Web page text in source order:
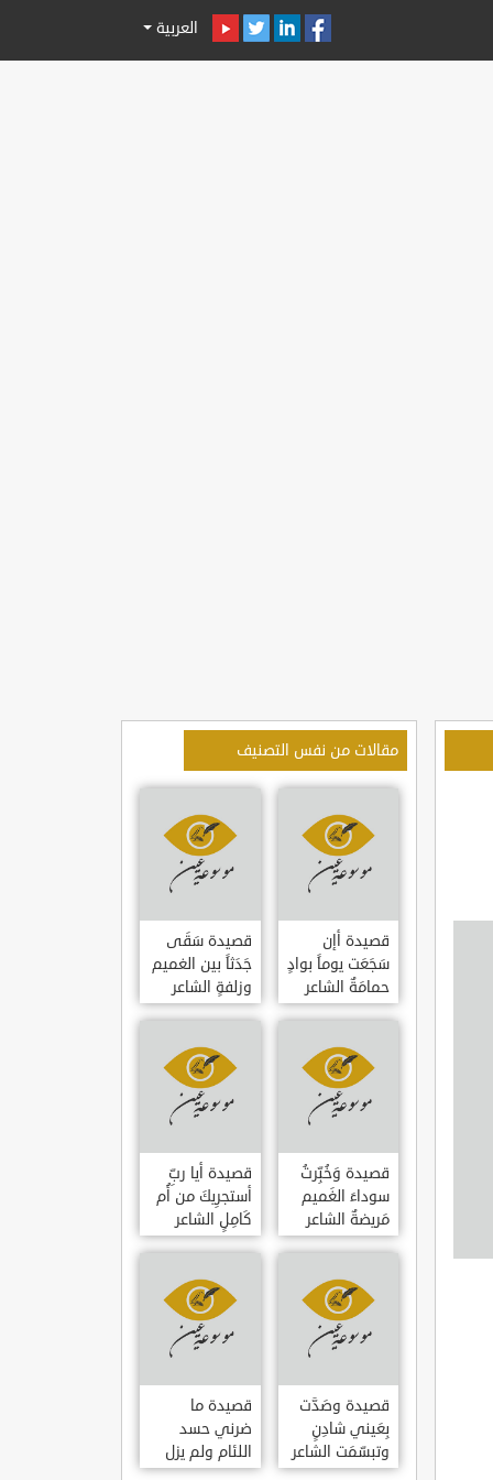
العربية
مقالات من نفس التصنيف
قصيدة أإن
سَجَعَت يوماً بوادٍ
حمامَةٌ الشاعر
العوام بن عقبة
قصيدة سَقَى
جَدَثاً بين الغميم
وزلفةٍ الشاعر
العوام بن عقبة
قصيدة وَخُبِّرتُ
سوداءَ الغَميم
مَريضةٌ الشاعر
العوام بن عقبة
قصيدة أيا ربِّ
أستجرِيكَ من أُم
كَامِلٍ الشاعر
العوام بن عقبة
قصيدة وصَدَّت
بِعَيني شادِنٍ
وتبسّمَت الشاعر
العوام بن عقبة
قصيدة ما
ضرني حسد
اللئام ولم يزل
الشاعر عمارة بن